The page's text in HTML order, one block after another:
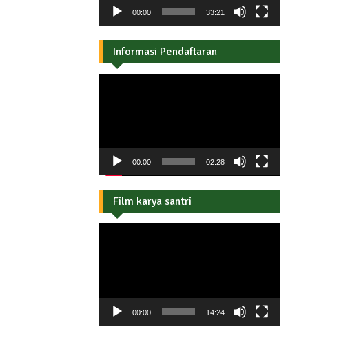
00:00 33:21
Informasi Pendaftaran
00:00 02:28
Film karya santri
00:00 14:24